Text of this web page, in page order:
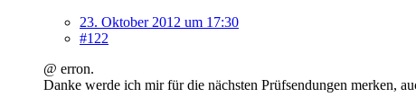
23. Oktober 2012 um 17:30
#122
@ erron.
Danke werde ich mir für die nächsten Prüfsendungen merken,